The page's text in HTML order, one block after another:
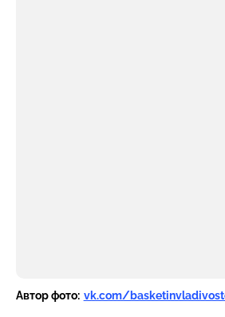
Автор фото: vk.com/